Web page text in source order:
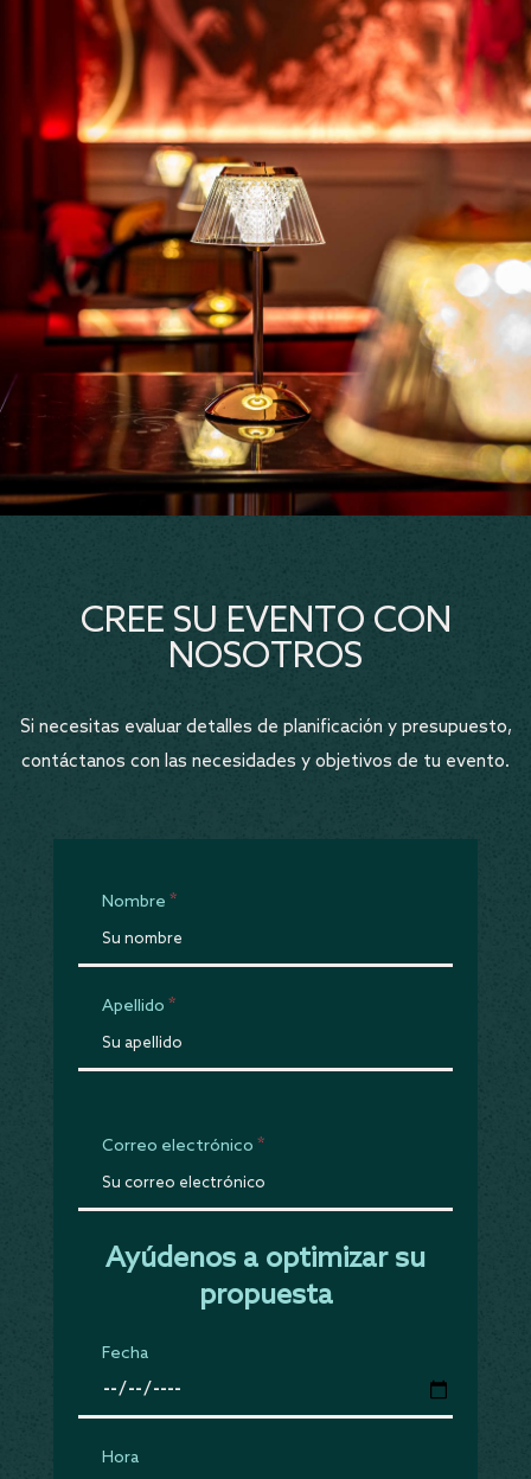
CREE SU EVENTO CON
NOSOTROS
Si necesitas evaluar detalles de planificación y presupuesto,
contáctanos con las necesidades y objetivos de tu evento.
Nombre
Apellido
Correo electrónico
Ayúdenos a optimizar su
propuesta
Fecha
Hora